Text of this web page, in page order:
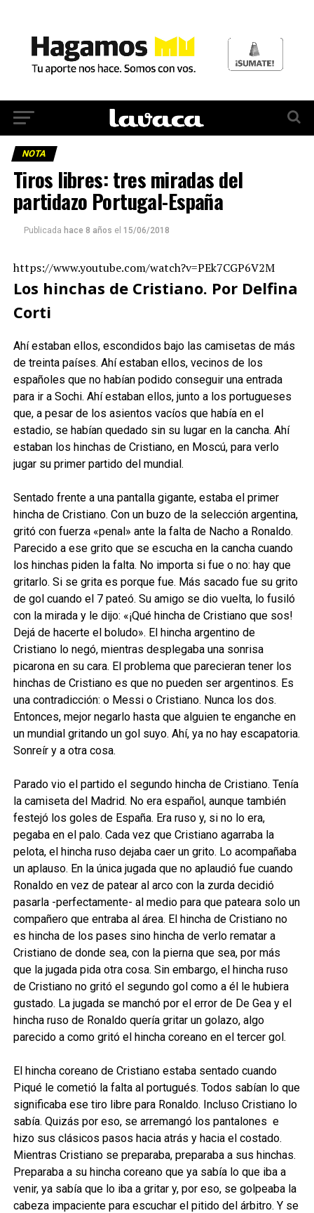
NOTA
Tiros libres: tres miradas del
partidazo Portugal-España
Publicada hace 8 años el 15/06/2018
https://www.youtube.com/watch?v=PEk7CGP6V2M
Los hinchas de Cristiano. Por Delfina
Corti
Ahí estaban ellos, escondidos bajo las camisetas de más
de treinta países. Ahí estaban ellos, vecinos de los
españoles que no habían podido conseguir una entrada
para ir a Sochi. Ahí estaban ellos, junto a los portugueses
que, a pesar de los asientos vacíos que había en el
estadio, se habían quedado sin su lugar en la cancha. Ahí
estaban los hinchas de Cristiano, en Moscú, para verlo
jugar su primer partido del mundial.
Sentado frente a una pantalla gigante, estaba el primer
hincha de Cristiano. Con un buzo de la selección argentina,
gritó con fuerza «penal» ante la falta de Nacho a Ronaldo.
Parecido a ese grito que se escucha en la cancha cuando
los hinchas piden la falta. No importa si fue o no: hay que
gritarlo. Si se grita es porque fue. Más sacado fue su grito
de gol cuando el 7 pateó. Su amigo se dio vuelta, lo fusiló
con la mirada y le dijo: «¡Qué hincha de Cristiano que sos!
Dejá de hacerte el boludo». El hincha argentino de
Cristiano lo negó, mientras desplegaba una sonrisa
picarona en su cara. El problema que parecieran tener los
hinchas de Cristiano es que no pueden ser argentinos. Es
una contradicción: o Messi o Cristiano. Nunca los dos.
Entonces, mejor negarlo hasta que alguien te enganche en
un mundial gritando un gol suyo. Ahí, ya no hay escapatoria.
Sonreír y a otra cosa.
Parado vio el partido el segundo hincha de Cristiano. Tenía
la camiseta del Madrid. No era español, aunque también
festejó los goles de España. Era ruso y, si no lo era,
pegaba en el palo. Cada vez que Cristiano agarraba la
pelota, el hincha ruso dejaba caer un grito. Lo acompañaba
un aplauso. En la única jugada que no aplaudió fue cuando
Ronaldo en vez de patear al arco con la zurda decidió
pasarla -perfectamente- al medio para que pateara solo un
compañero que entraba al área. El hincha de Cristiano no
es hincha de los pases sino hincha de verlo rematar a
Cristiano de donde sea, con la pierna que sea, por más
que la jugada pida otra cosa. Sin embargo, el hincha ruso
de Cristiano no gritó el segundo gol como a él le hubiera
gustado. La jugada se manchó por el error de De Gea y el
hincha ruso de Ronaldo quería gritar un golazo, algo
parecido a como gritó el hincha coreano en el tercer gol.
El hincha coreano de Cristiano estaba sentado cuando
Piqué le cometió la falta al portugués. Todos sabían lo que
significaba ese tiro libre para Ronaldo. Incluso Cristiano lo
sabía. Quizás por eso, se arremangó los pantalones e
hizo sus clásicos pasos hacia atrás y hacia el costado.
Mientras Cristiano se preparaba, preparaba a sus hinchas.
Preparaba a su hincha coreano que ya sabía lo que iba a
venir, ya sabía que lo iba a gritar y, por eso, se golpeaba la
cabeza impaciente para escuchar el pitido del árbitro. Y se